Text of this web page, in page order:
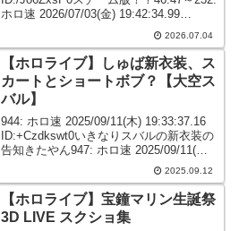
ホロ速 2026/07/03(金) 19:42:34.99
ID:md9WdnvI0これは朗報233: ホロ速...
2026.07.04
【ホロライブ】しゅば新衣装、ス
カートとショートボブ？【大空ス
バル】
944: ホロ速 2025/09/11(木) 19:33:37.16
ID:+Czdkswt0いきなりスバルの新衣装の
告知きたやん947: ホロ速 2025/09/11(木)
19:40:15.39 ID:s7iqm2tM0しゅば新衣
2025.09.12
【ホロライブ】宝鐘マリン生誕祭
3D LIVE スクショ集